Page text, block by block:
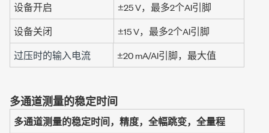
设备开启
±25 V，最多2个AI引脚
设备关闭
±15 V，最多2个AI引脚
过压时的输入电流
±20 mA/AI引脚，最大值
多通道测量的稳定时间
多通道测量的稳定时间，精度，全幅跳变，全量程